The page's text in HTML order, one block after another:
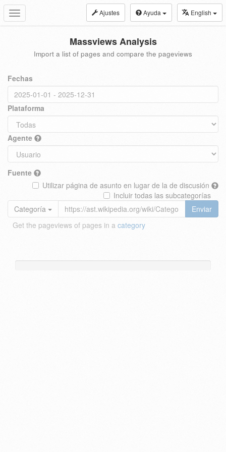
Toggle
navigation
Ajustes Ayuda English
Massviews Analysis
Import a list of pages and compare the pageviews
Fechas
Plataforma
Agente
Fuente
Utilizar página de asunto en lugar de la de discusión
Incluir todas las subcategorías
Categoría
Enviar
Get the pageviews of pages in a category